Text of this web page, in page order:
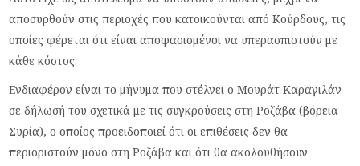
αποσυρθούν στις περιοχές που κατοικούνται από Κούρδους, τις
οποίες φέρεται ότι είναι αποφασισμένοι να υπερασπιστούν με
κάθε κόστος.
Ενδιαφέρον είναι το μήνυμα που στέλνει ο Μουράτ Καραγιλάν
σε δήλωσή του σχετικά με τις συγκρούσεις στη Ροζάβα (βόρεια
Συρία), ο οποίος προειδοποιεί ότι οι επιθέσεις δεν θα
περιοριστούν μόνο στη Ροζάβα και ότι θα ακολουθήσουν